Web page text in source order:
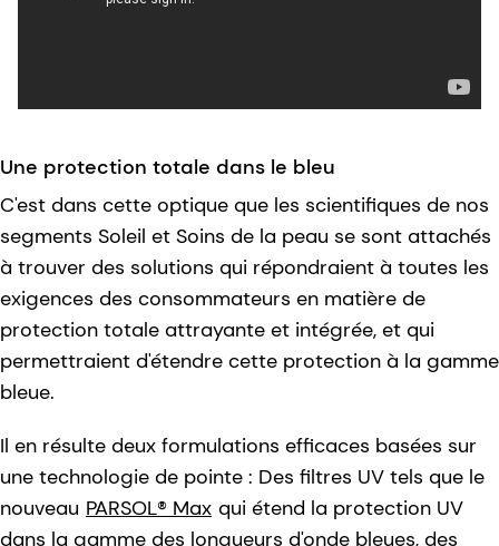
Une protection totale dans le bleu
C'est dans cette optique que les scientifiques de nos
segments Soleil et Soins de la peau se sont attachés
à trouver des solutions qui répondraient à toutes les
exigences des consommateurs en matière de
protection totale attrayante et intégrée, et qui
permettraient d'étendre cette protection à la gamme
bleue.
Il en résulte deux formulations efficaces basées sur
une technologie de pointe : Des filtres UV tels que le
nouveau PARSOL® Max qui étend la protection UV
dans la gamme des longueurs d'onde bleues, des